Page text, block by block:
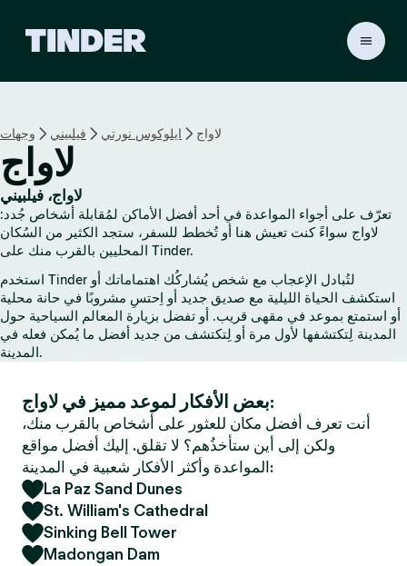
ة
ئ
ي
س
ة
ل
ـ
T
d
e
r
وجهات فيلبيني ايلوكوس نورتي لاواج
لاواج
لاواج، فيلبيني
تعرّف على أجواء المواعدة في أحد أفضل الأماكن لمُقابلة أشخاص جُدد:
لاواج سواءً كنت تعيش هنا أو تُخطط للسفر، ستجد الكثير من السُكان
المحليين بالقرب منك على Tinder.
استخدم Tinder لتُبادل الإعجاب مع شخص يُشاركُك اهتماماتك أو
استكشف الحياة الليلية مع صديق جديد أو اِحتسِ مشروبًا في حانة محلية
أو استمتع بموعد في مقهى قريب. أو تفضل بزيارة المعالم السياحية حول
المدينة لِتكتشفها لأول مرة أو لِتكتشف من جديد أفضل ما يُمكن فعله في
المدينة.
بعض الأفكار لموعد مميز في لاواج:
أنت تعرف أفضل مكان للعثور على أشخاص بالقرب منك،
ولكن إلى أين ستأخذُهم؟ لا تقلق. إليك أفضل مواقع
المواعدة وأكثر الأفكار شعبية في المدينة:
La Paz Sand Dunes
St. William's Cathedral
Sinking Bell Tower
Madongan Dam